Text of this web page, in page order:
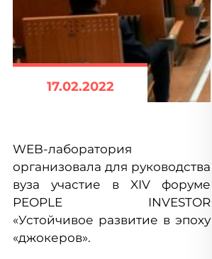
17.02.2022
WEB-лаборатория
организовала для руководства
вуза участие в XIV форуме
PEOPLE INVESTOR
«Устойчивое развитие в эпоху
«джокеров».